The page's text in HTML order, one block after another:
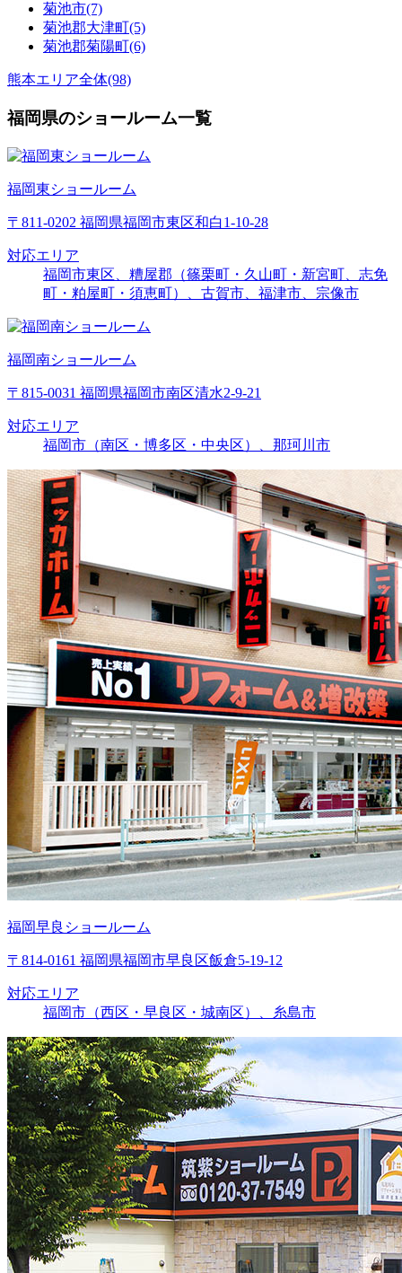
菊池市(7)
菊池郡大津町(5)
菊池郡菊陽町(6)
熊本エリア全体(98)
福岡県のショールーム一覧
福岡東ショールーム
〒811-0202 福岡県福岡市東区和白1-10-28
対応エリア
福岡市東区、糟屋郡（篠栗町・久山町・新宮町、志免
町・粕屋町・須恵町）、古賀市、福津市、宗像市
福岡南ショールーム
〒815-0031 福岡県福岡市南区清水2-9-21
対応エリア
福岡市（南区・博多区・中央区）、那珂川市
福岡早良ショールーム
〒814-0161 福岡県福岡市早良区飯倉5-19-12
対応エリア
福岡市（西区・早良区・城南区）、糸島市